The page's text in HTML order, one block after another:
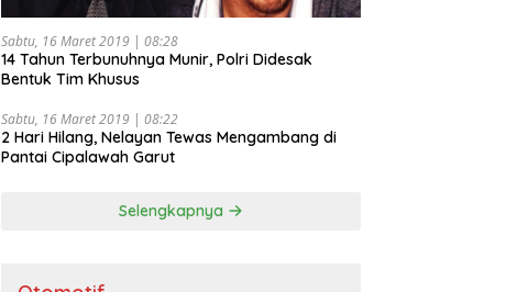
Sabtu, 16 Maret 2019 | 08:28
14 Tahun Terbunuhnya Munir, Polri Didesak
Bentuk Tim Khusus
Sabtu, 16 Maret 2019 | 08:22
2 Hari Hilang, Nelayan Tewas Mengambang di
Pantai Cipalawah Garut
Selengkapnya